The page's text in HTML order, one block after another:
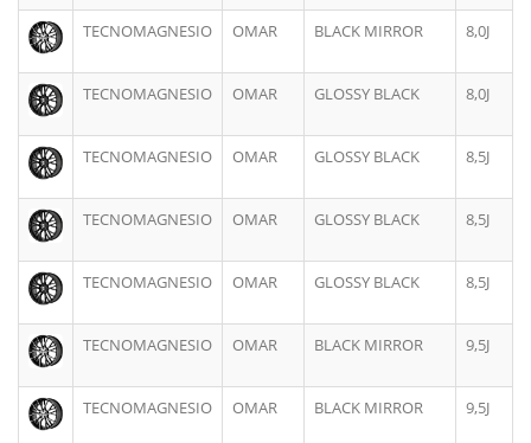
TECNOMAGNESIO OMAR BLACK MIRROR 8,0J
TECNOMAGNESIO OMAR GLOSSY BLACK 8,0J
TECNOMAGNESIO OMAR GLOSSY BLACK 8,5J
TECNOMAGNESIO OMAR GLOSSY BLACK 8,5J
TECNOMAGNESIO OMAR GLOSSY BLACK 8,5J
TECNOMAGNESIO OMAR BLACK MIRROR 9,5J
TECNOMAGNESIO OMAR BLACK MIRROR 9,5J